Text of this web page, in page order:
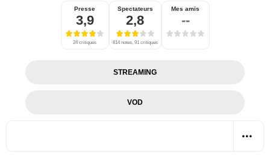
Presse
3,9
24 critiques
Spectateurs
2,8
814 notes, 91 critiques
Mes amis
--
STREAMING
VOD